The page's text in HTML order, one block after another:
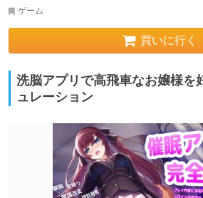
ゲーム
買いに行く
洗脳アプリで高飛車なお嬢様を
ュレーション